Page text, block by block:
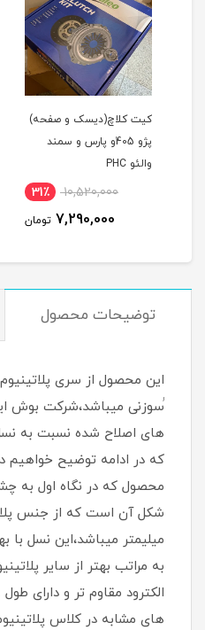
کیت کلاچ(دیسک و صفحه)
پژو 405و پارس و سمند
والئو PHC
10,520,000 31٪
7,290,000 تومان
توضیحات محصول
این محصول از سری پلاتینیوم
ُسوزنی میباشد،شرکت بوش
های اصلاح شده نسبت به
که در ادامه توضیح خواهیم
محصول که در نگاه اول به
میلیمتر میباشد،این نسل با
به مراتب بهتر از سایر
الکترود مقاوم تر و دارای
های مشابه در کلاس